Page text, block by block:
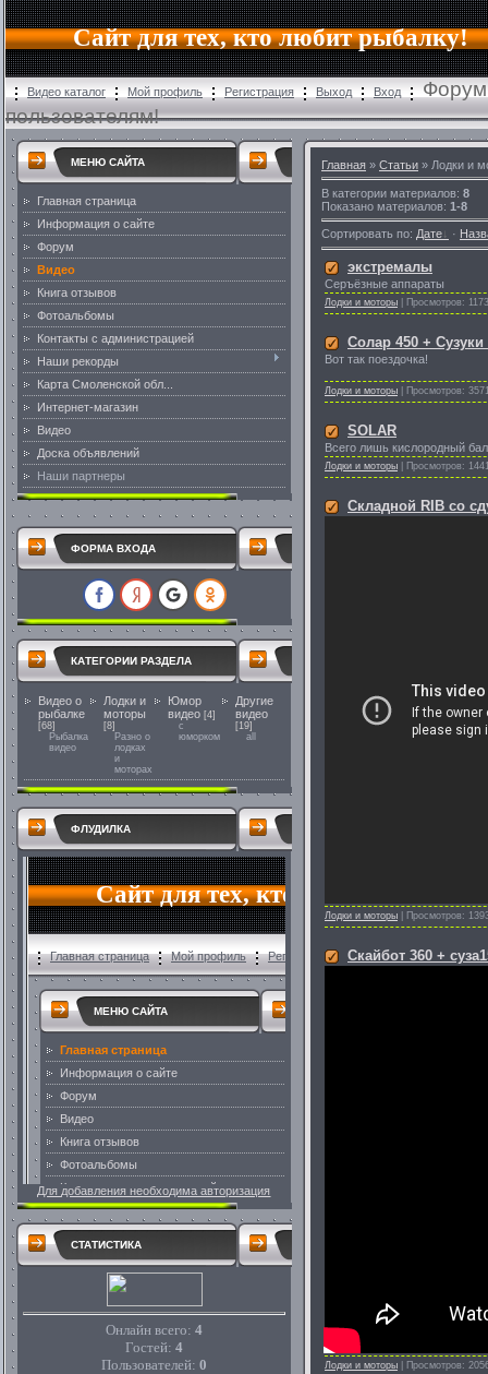
Сайт для тех, кто любит рыбалку!
Видео каталог Мой профиль Регистрация Выход Вход
Форум
пользователям!
МЕНЮ САЙТА
Главная страница
Информация о сайте
Форум
Видео
Книга отзывов
Фотоальбомы
Контакты с администрацией
Наши рекорды
Карта Смоленской обл...
Интернет-магазин
Видео
Доска объявлений
Наши партнеры
ФОРМА ВХОДА
КАТЕГОРИИ РАЗДЕЛА
Видео о
рыбалке
[68]
Рыбалка
видео
Лодки и
моторы
[8]
Разно о
лодках
и
моторах
Юмор
видео [4]
с
юморком
Другие
видео
[19]
all
ФЛУДИЛКА
Для добавления необходима авторизация
СТАТИСТИКА
Онлайн всего: 4
Гостей: 4
Пользователей: 0
Главная » Статьи » Лодки и
В категории материалов: 8
Показано материалов: 1-8
Сортировать по: Дате ·
экстремалы
Серъёзные аппараты
Лодки и моторы Просмотров: 1173
Солар 450 +
Вот так поездочка!
Лодки и моторы Просмотров:
SOLAR
Всего лишь кислородный
Лодки и моторы Просмотров:
Складной RIB со
Лодки и моторы Просмотров:
Скайбот 360 +
Лодки и моторы Просмотров: